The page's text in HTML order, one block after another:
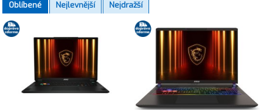
Oblíbené
Nejlevnější Nejdražší